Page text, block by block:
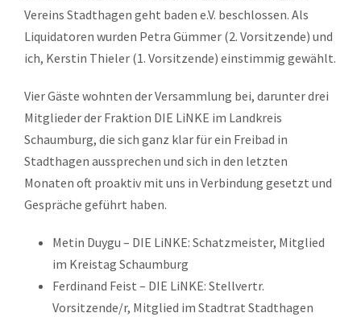
Vereins Stadthagen geht baden e.V. beschlossen. Als
Liquidatoren wurden Petra Gümmer (2. Vorsitzende) und
ich, Kerstin Thieler (1. Vorsitzende) einstimmig gewählt.
Vier Gäste wohnten der Versammlung bei, darunter drei
Mitglieder der Fraktion DIE LiNKE im Landkreis
Schaumburg, die sich ganz klar für ein Freibad in
Stadthagen aussprechen und sich in den letzten
Monaten oft proaktiv mit uns in Verbindung gesetzt und
Gespräche geführt haben.
Metin Duygu – DIE LiNKE: Schatzmeister, Mitglied
im Kreistag Schaumburg
Ferdinand Feist – DIE LiNKE: Stellvertr.
Vorsitzende/r, Mitglied im Stadtrat Stadthagen